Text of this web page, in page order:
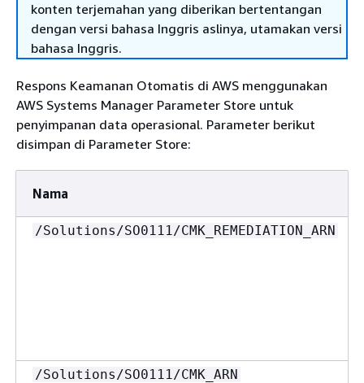
konten terjemahan yang diberikan bertentangan
dengan versi bahasa Inggris aslinya, utamakan versi
bahasa Inggris.
Respons Keamanan Otomatis di AWS menggunakan
AWS Systems Manager Parameter Store untuk
penyimpanan data operasional. Parameter berikut
disimpan di Parameter Store:
Nama
/Solutions/SO0111/CMK_REMEDIATION_ARN
/Solutions/SO0111/CMK_ARN